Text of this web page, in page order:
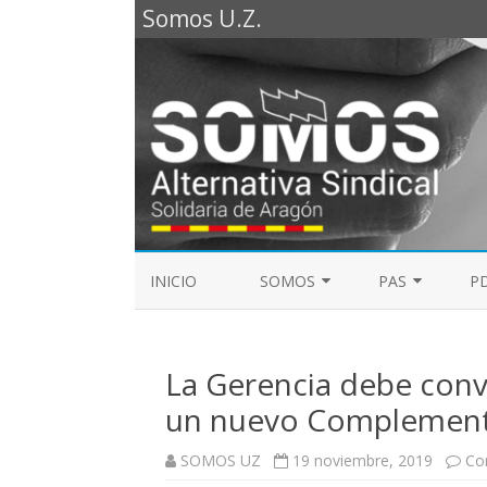
Somos U.Z.
INICIO SOMOS
REPRESENTANTES SOMOS PDI
ELECCIONES SINDICALES 2023
PAS
La Gerencia debe
un nuevo
SOMOS UZ 19 noviembre, 2019